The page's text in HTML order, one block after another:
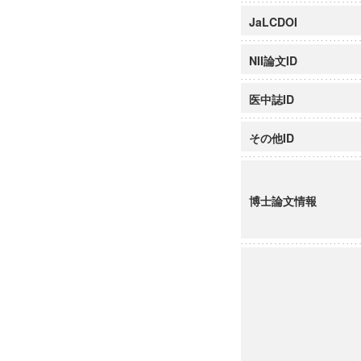
JaLCDOI
NII論文ID
医中誌ID
その他ID
博士論文情報